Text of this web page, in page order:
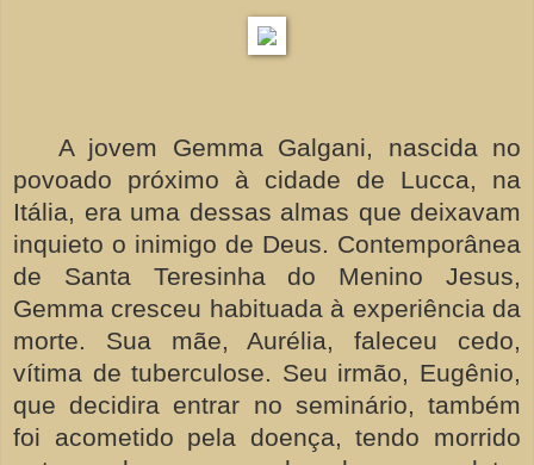
A jovem Gemma Galgani, nascida no
povoado próximo à cidade de Lucca, na
Itália, era uma dessas almas que deixavam
inquieto o inimigo de Deus. Contemporânea
de Santa Teresinha do Menino Jesus,
Gemma cresceu habituada à experiência da
morte. Sua mãe, Aurélia, faleceu cedo,
vítima de tuberculose. Seu irmão, Eugênio,
que decidira entrar no seminário, também
foi acometido pela doença, tendo morrido